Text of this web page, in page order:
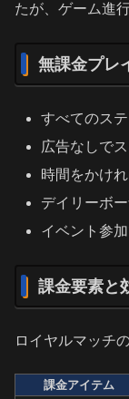
たが、ゲーム進
無課金プレ
すべてのス
広告なしで
時間をかけ
デイリーボ
イベント参
課金要素と
ロイヤルマッチ
課金アイテム